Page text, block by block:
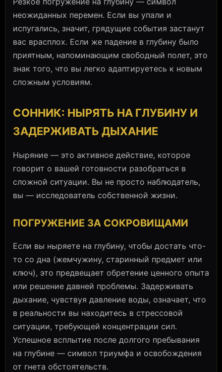
неожиданных перемен. Если вы упали и
испугались, значит, грядущие события застанут
вас врасплох. Если же падение в глубину было
приятным, напоминающим свободный полет, это
знак того, что вы легко адаптируетесь к новым
сложным условиям.
СОННИК: НЫРЯТЬ НА ГЛУБИНУ И
ЗАДЕРЖИВАТЬ ДЫХАНИЕ
Ныряние — это активное действие, которое
говорит о вашей готовности разобраться в
сложной ситуации. Вы не просто наблюдатель,
вы — исследователь собственной жизни.
ПОГРУЖЕНИЕ ЗА СОКРОВИЩАМИ
Если вы ныряете на глубину, чтобы достать что-
то со дна (жемчужину, старинный предмет или
ключ), это предвещает обретение ценного опыта
или решение давней проблемы. Задерживать
дыхание, чувствуя давление воды, означает, что
в реальности вы находитесь в стрессовой
ситуации, требующей концентрации сил.
Успешное всплытие после долгого пребывания
на глубине — символ триумфа и освобождения
от гнета обстоятельств.